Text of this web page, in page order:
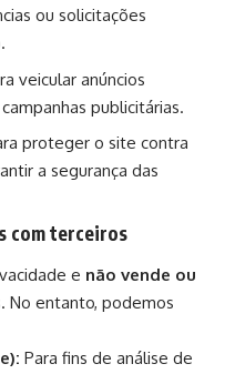
ou solicitações
veicular anúncios
publicitárias.
proteger o site contra
a segurança das
com terceiros
e não vende ou
No entanto, podemos
Para fins de análise de